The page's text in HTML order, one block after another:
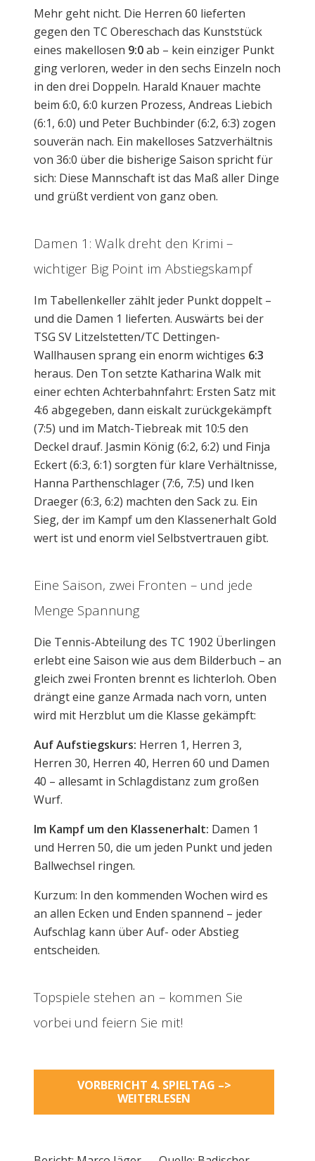
Mehr geht nicht. Die Herren 60 lieferten
gegen den TC Obereschach das Kunststück
eines makellosen 9:0ab – kein einziger Punkt
ging verloren, weder in den sechs Einzeln noch
in den drei Doppeln. Harald Knauer machte
beim 6:0, 6:0 kurzen Prozess, Andreas Liebich
(6:1, 6:0) und Peter Buchbinder (6:2, 6:3) zogen
souverän nach. Ein makelloses Satzverhältnis
von 36:0 über die bisherige Saison spricht für
sich: Diese Mannschaft ist das Maß aller Dinge
und grüßt verdient von ganz oben.
Damen 1: Walk dreht den Krimi –
wichtiger Big Point im Abstiegskampf
Im Tabellenkeller zählt jeder Punkt doppelt –
und die Damen 1 lieferten. Auswärts bei der
TSG SV Litzelstetten/TC Dettingen-
Wallhausen sprang ein enorm wichtiges 6:3
heraus. Den Ton setzte Katharina Walk mit
einer echten Achterbahnfahrt: Ersten Satz mit
4:6 abgegeben, dann eiskalt zurückgekämpft
(7:5) und im Match-Tiebreak mit 10:5 den
Deckel drauf. Jasmin König (6:2, 6:2) und Finja
Eckert (6:3, 6:1) sorgten für klare Verhältnisse,
Hanna Parthenschlager (7:6, 7:5) und Iken
Draeger (6:3, 6:2) machten den Sack zu. Ein
Sieg, der im Kampf um den Klassenerhalt Gold
wert ist und enorm viel Selbstvertrauen gibt.
Eine Saison, zwei Fronten – und jede
Menge Spannung
Die Tennis-Abteilung des TC 1902 Überlingen
erlebt eine Saison wie aus dem Bilderbuch – an
gleich zwei Fronten brennt es lichterloh. Oben
drängt eine ganze Armada nach vorn, unten
wird mit Herzblut um die Klasse gekämpft:
Auf Aufstiegskurs: Herren 1, Herren 3,
Herren 30, Herren 40, Herren 60 und Damen
40 – allesamt in Schlagdistanz zum großen
Wurf.
Im Kampf um den Klassenerhalt: Damen 1
und Herren 50, die um jeden Punkt und jeden
Ballwechsel ringen.
Kurzum: In den kommenden Wochen wird es
an allen Ecken und Enden spannend – jeder
Aufschlag kann über Auf- oder Abstieg
entscheiden.
Topspiele stehen an – kommen Sie
vorbei und feiern Sie mit!
VORBERICHT 4. SPIELTAG –>
WEITERLESEN